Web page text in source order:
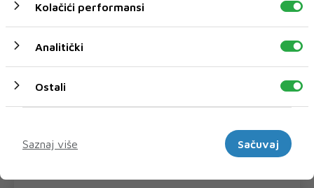
DONOSI TRI DANA FILMA, UMJETNOSTI I
FILM POSTER AWARD“
Neum će 27., 28. i 29. kolovoza 2026. godine ponovno postati
Kolačići performansi
Analitički
Ostali
Saznaj više
Sačuvaj